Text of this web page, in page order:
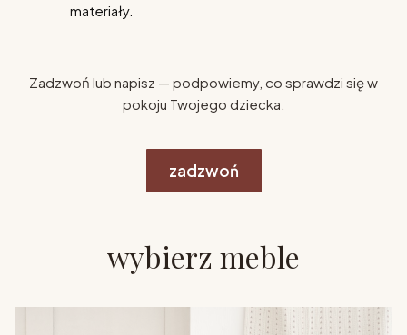
materiały.
Zadzwoń lub napisz — podpowiemy, co sprawdzi się w
pokoju Twojego dziecka.
zadzwoń
wybierz meble